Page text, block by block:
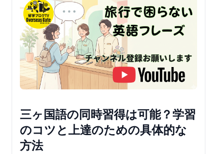
三ヶ国語の同時習得は可能？学習
のコツと上達のための具体的な
方法